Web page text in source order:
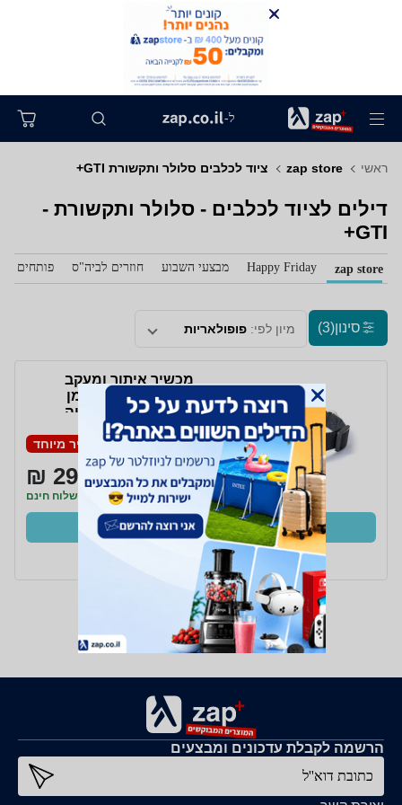
ל-
ראשי zap store ציוד לכלבים סלולר ותקשורת GTI+
דילים לציוד לכלבים - סלולר ותקשורת -
GTI+
zap store
Happy Friday מבצעי השבוע חוזרים לביה"ס פותחים
סינון(3) מיון לפי: פופולאריות
מכשיר איתור ומעקב
לבעלי חיים 4G בזמן
באמצעות אפליקציה
מחיר מיוחד
299 ₪
משלוח חינם
קנו עכשיו
ב- GTI+
הרשמה לקבלת עדכונים ומבצעים
כתובת דוא''ל